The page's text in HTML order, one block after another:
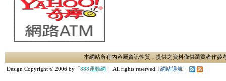
本網站所有內容屬資訊性質，提供之資料僅供瀏覽者作
Design Copyright © 2006 by「888運動網 」 All rights reserved. [網站導航]